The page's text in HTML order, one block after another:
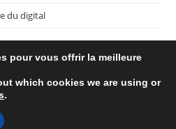
du digital
Mag
confidentialité
pour vous offrir la meilleure
which cookies we are using or
.